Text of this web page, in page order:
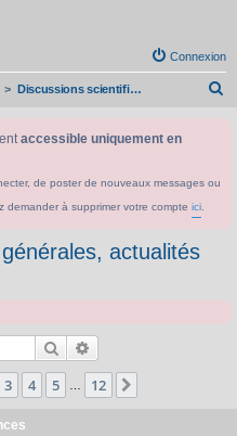
Connexion
Discussions scientifiques générales, actualités scientifiques...
accessible uniquement en
de poster de nouveaux messages ou
demander à supprimer votre compte ici
actualités
Rechercher
12
3 4 5 12